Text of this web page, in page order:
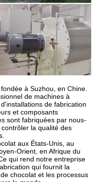
à Suzhou, en Chine.
de machines à
de fabrication
et composants
sont fabriquées par nous-
la qualité des
aux États-Unis, au
Orient, en Afrique du
qui rend notre entreprise
qui fournit la
chocolat et les processus